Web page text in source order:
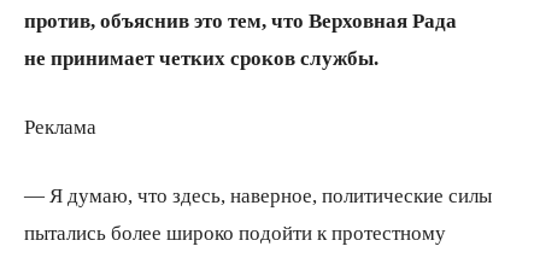
против, объяснив это тем, что Верховная Рада
не принимает четких сроков службы.
Реклама
— Я думаю, что здесь, наверное, политические силы
пытались более широко подойти к протестному